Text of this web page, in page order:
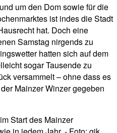
um den Dom sowie für die
ist indes die Stadt
hat. Doch eine
Samstag nirgends zu
hatten sich auf dem
sogar Tausende zu
versammelt – ohne dass es
Mainzer Winzer gegeben